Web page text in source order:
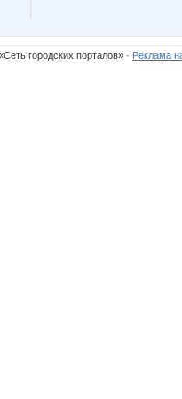
городских порталов» · Реклама